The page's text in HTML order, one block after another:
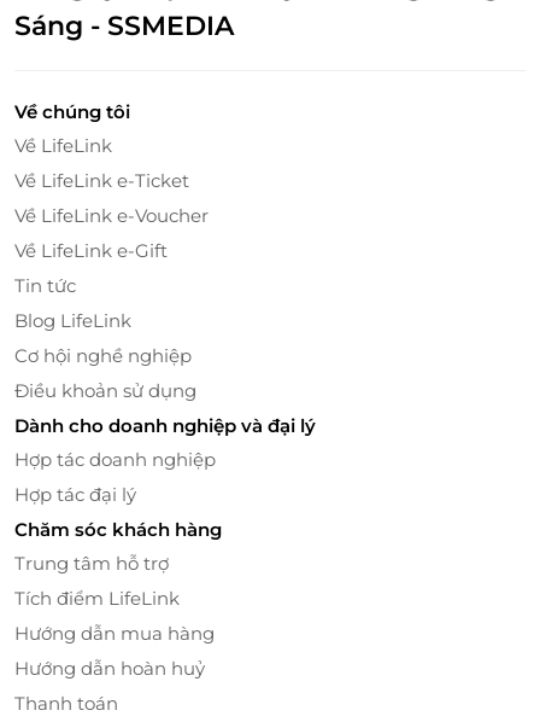
E-Coupon giảm giá 100K tại hệ thống siêu thị
hàng Nhật nội địa Sakuko
E-Coupon mệnh giá 100K áp dụng đơn hàng từ
1.500K trở lên.
Một khách hàng được mua nhiều E-Coupon
Chỉ áp dụng 01 mã E-coupon/ đơn hàng.
mặt, không trả lại tiền thừa.
Sáng - SSMEDIA
Về chúng tôi
Về LifeLink
Về LifeLink e-Ticket
Về LifeLink e-Voucher
Về LifeLink e-Gift
Tin tức
Blog LifeLink
Cơ hội nghề nghiệp
Điều khoản sử dụng
Dành cho doanh nghiệp và đại lý
Hợp tác doanh nghiệp
Hợp tác đại lý
Chăm sóc khách hàng
Trung tâm hỗ trợ
Tích điểm LifeLink
Hướng dẫn mua hàng
Hướng dẫn hoàn huỷ
Thanh toán